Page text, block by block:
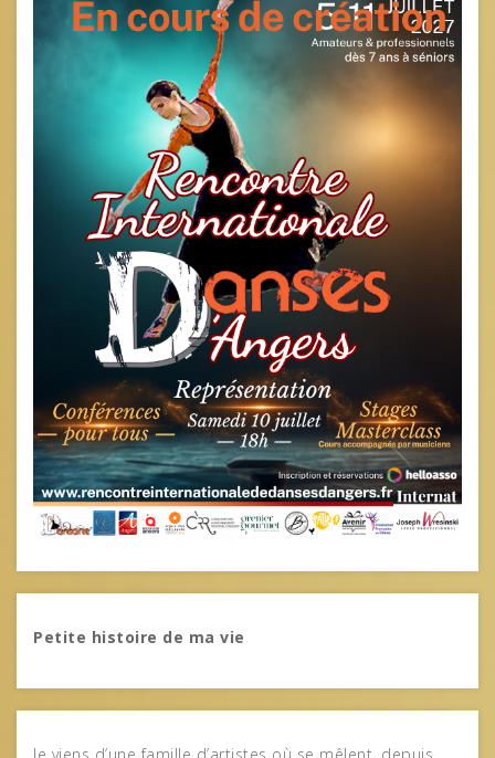
Petite histoire de ma vie